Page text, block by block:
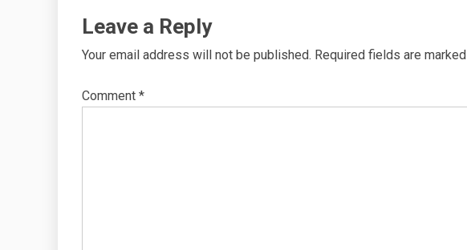
Leave a Reply
Your email address will not be published. Required fields are marked
Comment *